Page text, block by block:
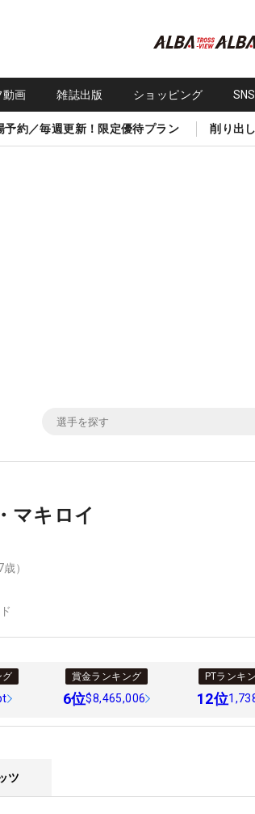
動画 雑誌出版 ショッピング
予約／毎週更新！限定優待プラン 削り出
マキロイ
歳）
グ 賞金ランキング
6位$8,465,006
PTランキ
12位
ツ